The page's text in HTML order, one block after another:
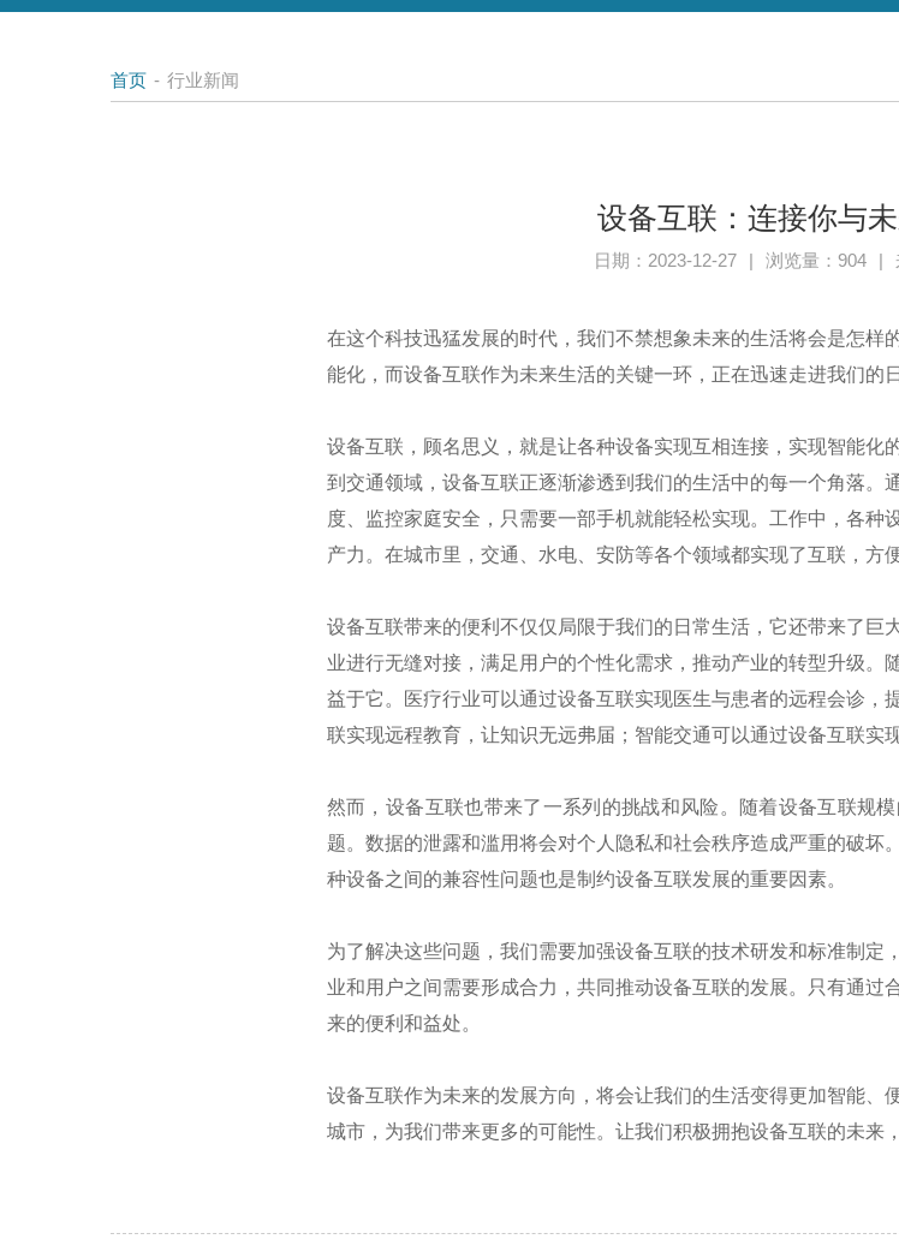
首页 - 行业新闻
设备互联：连接你与
日期：2023-12-27 | 浏览量：904 |
在这个科技迅猛发展的时代，我们不禁想象未来的生活将会是怎样
能化，而设备互联作为未来生活的关键一环，正在迅速走进我们的
设备互联，顾名思义，就是让各种设备实现互相连接，实现智能化
到交通领域，设备互联正逐渐渗透到我们的生活中的每一个角落。
度、监控家庭安全，只需要一部手机就能轻松实现。工作中，各种
产力。在城市里，交通、水电、安防等各个领域都实现了互联，方
设备互联带来的便利不仅仅局限于我们的日常生活，它还带来了巨
业进行无缝对接，满足用户的个性化需求，推动产业的转型升级。
益于它。医疗行业可以通过设备互联实现医生与患者的远程会诊，
联实现远程教育，让知识无远弗届；智能交通可以通过设备互联实
然而，设备互联也带来了一系列的挑战和风险。随着设备互联规
题。数据的泄露和滥用将会对个人隐私和社会秩序造成严重的破坏
种设备之间的兼容性问题也是制约设备互联发展的重要因素。
为了解决这些问题，我们需要加强设备互联的技术研发和标准制定
业和用户之间需要形成合力，共同推动设备互联的发展。只有通过
来的便利和益处。
设备互联作为未来的发展方向，将会让我们的生活变得更加智能、
城市，为我们带来更多的可能性。让我们积极拥抱设备互联的未来